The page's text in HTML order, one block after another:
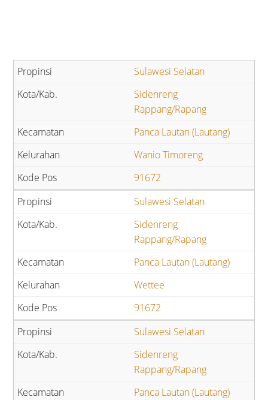
Sulawesi Selatan
Sidenreng
Rappang/Rapang
Panca Lautan (Lautang)
Wanio Timoreng
91672
Sulawesi Selatan
Sidenreng
Rappang/Rapang
Panca Lautan (Lautang)
Wettee
91672
Sulawesi Selatan
Sidenreng
Rappang/Rapang
Panca Lautan (Lautang)